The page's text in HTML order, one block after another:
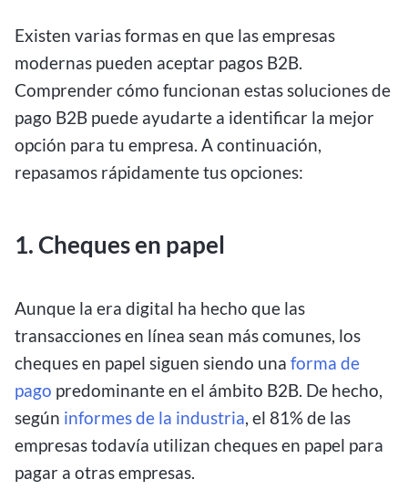
Existen varias formas en que las empresas
modernas pueden aceptar pagos B2B.
Comprender cómo funcionan estas soluciones de
pago B2B puede ayudarte a identificar la mejor
opción para tu empresa. A continuación,
repasamos rápidamente tus opciones:
1. Cheques en papel
Aunque la era digital ha hecho que las
transacciones en línea sean más comunes, los
cheques en papel siguen siendo una forma de
pago predominante en el ámbito B2B. De hecho,
según informes de la industria, el 81% de las
empresas todavía utilizan cheques en papel para
pagar a otras empresas.